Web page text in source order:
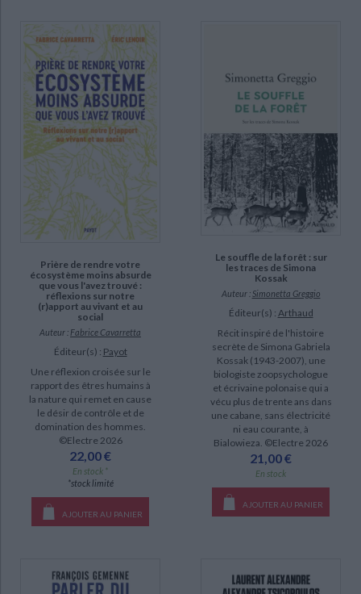
Prière de rendre votre
écosystème moins absurde
que vous l'avez trouvé :
réflexions sur notre
(r)apport au vivant et au
social
Auteur : Fabrice Cavarretta
Éditeur(s) : Payot
Une réflexion croisée sur le
rapport des êtres humains à
la nature qui remet en cause
le désir de contrôle et de
domination des hommes.
©Electre 2026
22,00 €
En stock *
*stock limité
AJOUTER AU PANIER
Le souffle de la forêt : sur
les traces de Simona
Kossak
Auteur : Simonetta Greggio
Éditeur(s) : Arthaud
Récit inspiré de l'histoire
secrète de Simona Gabriela
Kossak (1943-2007), une
biologiste zoopsychologue
et écrivaine polonaise qui a
vécu plus de trente ans dans
une cabane, sans électricité
ni eau courante, à
Bialowieza. ©Electre 2026
21,00 €
En stock
AJOUTER AU PANIER